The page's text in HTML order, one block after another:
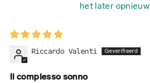
het later opnieuw
Riccardo Valenti
Il complesso sonno